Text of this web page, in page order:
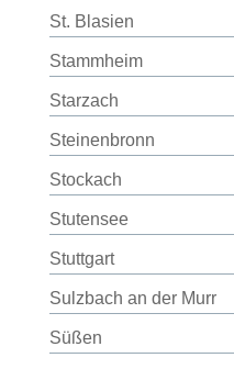
St. Blasien
Stammheim
Starzach
Steinenbronn
Stockach
Stutensee
Stuttgart
Sulzbach an der Murr
Süßen